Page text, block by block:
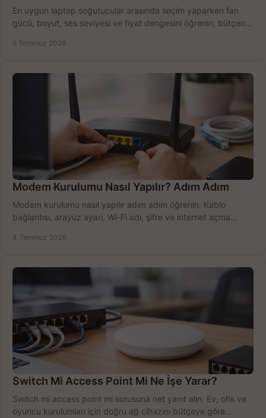
En uygun laptop soğutucular arasında seçim yaparken fan
gücü, boyut, ses seviyesi ve fiyat dengesini öğrenin, bütçenizi
6 Temmuz 2026
Modem Kurulumu Nasıl Yapılır? Adım Adım
Modem kurulumu nasıl yapılır adım adım öğrenin. Kablo
bağlantısı, arayüz ayarı, Wi-Fi adı, şifre ve internet açma
4 Temmuz 2026
Switch Mi Access Point Mi Ne İşe Yarar?
Switch mi access point mi sorusuna net yanıt alın. Ev, ofis ve
oyuncu kurulumları için doğru ağ cihazını bütçeye göre